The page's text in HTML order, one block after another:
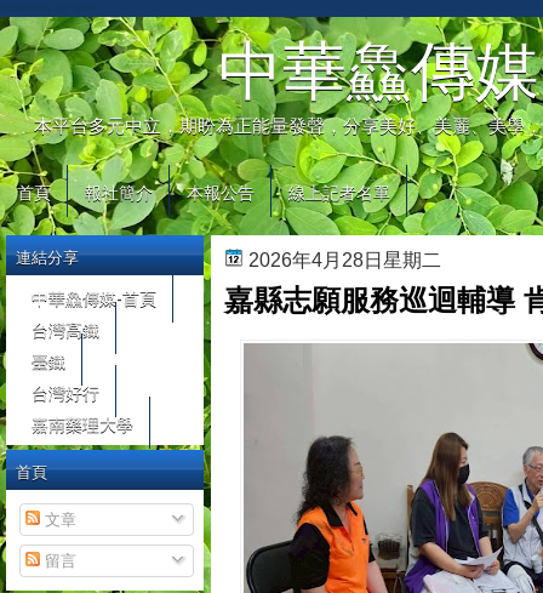
中華鱻傳媒
本平台多元中立，期盼為正能量發聲，分享美好、美麗、美學
首頁 報社簡介 本報公告 線上記者名單
2026年4月28日星期二
嘉縣志願服務巡迴輔導
連結分享
中華鱻傳媒-首頁
台灣高鐵
臺鐵
台灣好行
嘉南藥理大學
首頁
文章
留言